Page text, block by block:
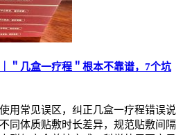
＂几盒一疗程＂根本不靠谱，7个坑
用常见误区，纠正几盒一疗程错误说
同体质贴敷时长差异，规范贴敷间隔